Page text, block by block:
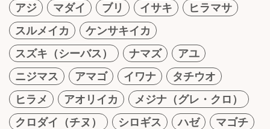
アジ マダイ ブリ イサキ
ヒラマサ
スルメイカ
ケンサキイカ
スズキ（シーバス）
ナマズ
アユ
ニジマス
アマゴ イワナ
タチウオ
ヒラメ
アオリイカ
メジナ（グレ・クロ）
クロダイ（チヌ）
シロギス ハゼ
マゴチ